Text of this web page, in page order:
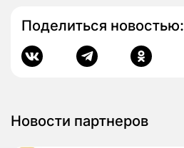
Поделиться новостью:
Новости партнеров